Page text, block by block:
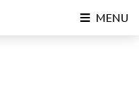
MENU